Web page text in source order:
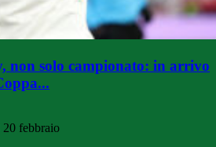
non solo campionato: in arrivo
20 febbraio